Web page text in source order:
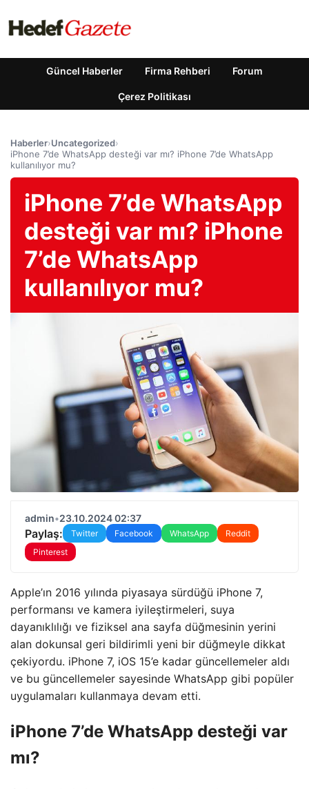
Güncel Haberler Firma Rehberi Forum
Çerez Politikası
Haberler›Uncategorized›
iPhone 7’de WhatsApp desteği var mı? iPhone 7’de WhatsApp
kullanılıyor mu?
iPhone 7’de WhatsApp
desteği var mı? iPhone
7’de WhatsApp
kullanılıyor mu?
admin•23.10.2024 02:37
Paylaş: Twitter Facebook WhatsApp
Reddit
Pinterest
Apple’ın 2016 yılında piyasaya sürdüğü iPhone 7,
performansı ve kamera iyileştirmeleri, suya
dayanıklılığı ve fiziksel ana sayfa düğmesinin yerini
alan dokunsal geri bildirimli yeni bir düğmeyle dikkat
çekiyordu. iPhone 7, iOS 15’e kadar güncellemeler aldı
ve bu güncellemeler sayesinde WhatsApp gibi popüler
uygulamaları kullanmaya devam etti.
iPhone 7’de WhatsApp desteği var
mı?